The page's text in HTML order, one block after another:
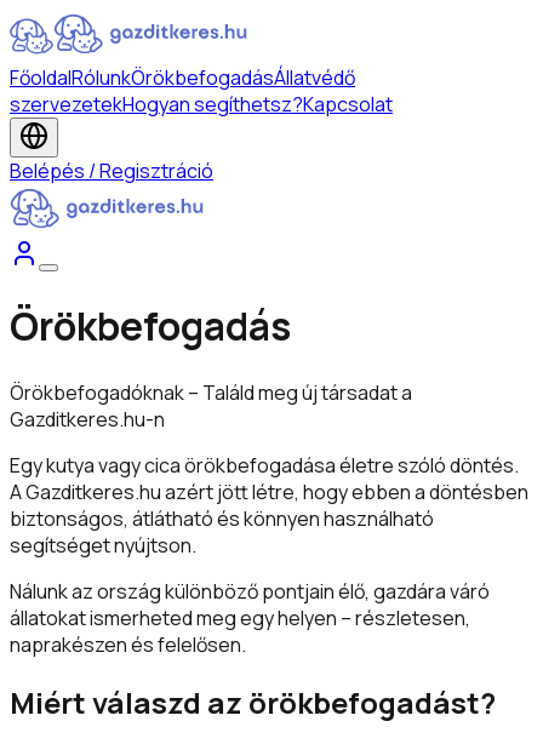
FőoldalRólunkÖrökbefogadásÁllatvédő
szervezetekHogyan segíthetsz?Kapcsolat
Belépés / Regisztráció
Örökbefogadás
Örökbefogadóknak – Találd meg új társadat a
Gazditkeres.hu-n
Egy kutya vagy cica örökbefogadása életre szóló döntés.
A Gazditkeres.hu azért jött létre, hogy ebben a döntésben
biztonságos, átlátható és könnyen használható
segítséget nyújtson.
Nálunk az ország különböző pontjain élő, gazdára váró
állatokat ismerheted meg egy helyen – részletesen,
naprakészen és felelősen.
Miért válaszd az örökbefogadást?